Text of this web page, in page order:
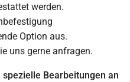
werden.
Option aus.
uns gerne anfragen.
Bearbeitungen an